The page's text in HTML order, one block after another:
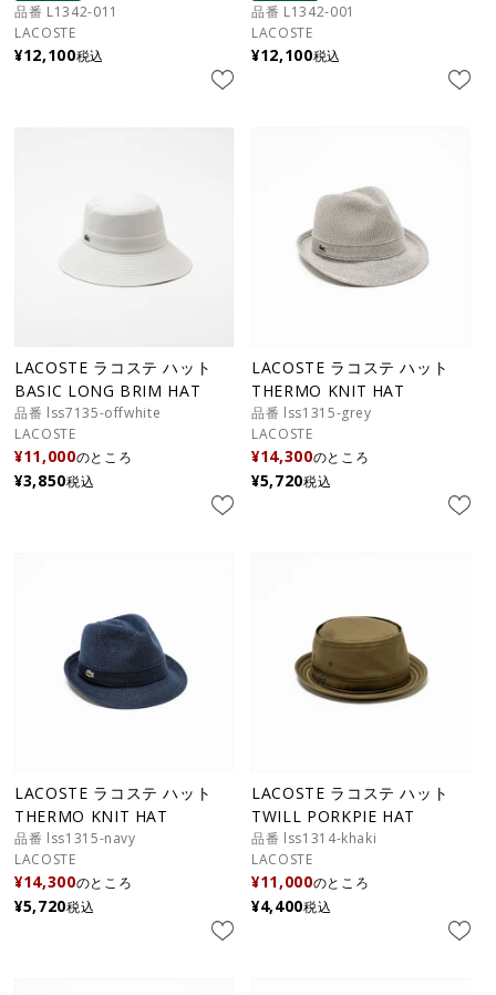
品番 L1342-011
LACOSTE
¥12,100税込
品番 L1342-001
LACOSTE
¥12,100税込
LACOSTE ラコステ ハット
BASIC LONG BRIM HAT
品番 lss7135-offwhite
LACOSTE
¥11,000のところ
¥3,850税込
LACOSTE ラコステ ハット
THERMO KNIT HAT
品番 lss1315-grey
LACOSTE
¥14,300のところ
¥5,720税込
LACOSTE ラコステ ハット
THERMO KNIT HAT
品番 lss1315-navy
LACOSTE
¥14,300のところ
¥5,720税込
LACOSTE ラコステ ハット
TWILL PORKPIE HAT
品番 lss1314-khaki
LACOSTE
¥11,000のところ
¥4,400税込